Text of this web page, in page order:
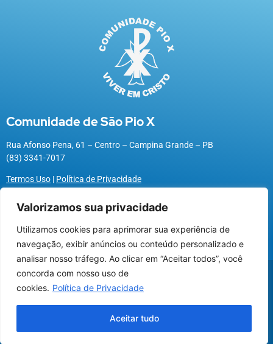
Utilizamos cookies para oferecer melhor
experiência, melhorar o desempenho, analisar
como você interage em nosso site e
personalizar conteúdo.
Valorizamos sua privacidade
Utilizamos cookies para aprimorar sua experiência de
navegação, exibir anúncios ou conteúdo personalizado e
analisar nosso tráfego. Ao clicar em “Aceitar todos”, você
concorda com nosso uso de
cookies. Política de Privacidade
Aceitar tudo
Comunidade de São Pio X
Rua Afonso Pena, 61 – Centro – Campina Grande – PB
(83) 3341-7017
Termos Uso | Política de Privacidade
@2026 Associação Carismática Católica São Pio X
Desenvolvido pelaROX